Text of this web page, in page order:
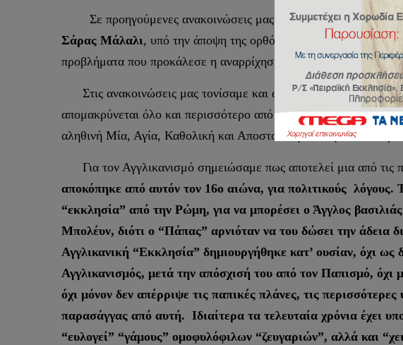
Σε προηγούμενες ανακοινώσεις μας είχαμε σχολιάσει τον
Σάρας Μάλαλι, υπό την άποψη της ορθόδοξης εκκλησιολογίας
προβλήματα που προκάλεσε η αναρρίχησή της στον
Στις ανακοινώσεις μας τονίσαμε και αποδείξαμε την
απομακρύνεται όλο και περισσότερο από την αυθεντικότητά
αληθινή Μία, Αγία, Καθολική και Αποστολική Εκκλησία του
Για τον Αγγλικανισμό σημειώσαμε πως αποτελεί μια από τις
αποκόπηκε από αυτόν τον 16ο αιώνα, για πολιτικούς
“εκκλησία” από την Ρώμη, για να μπορέσει ο Άγγλος
Μπολέυν, διότι ο “Πάπας” αρνιόταν να του δώσει την άδεια
Αγγλικανική “Εκκλησία” δημιουργήθηκε κατ’ ουσίαν, όχι
Αγγλικανισμός, μετά την απόσχισή του από τον Παπισμό,
όχι μόνον δεν απέρριψε τις παπικές πλάνες, τις
παρασάγγας από αυτή. Ιδιαίτερα τα τελευταία χρόνια έχει
“ευλογεί” “γάμους” ομοφυλόφιλων “ζευγαριών”, αλλά και